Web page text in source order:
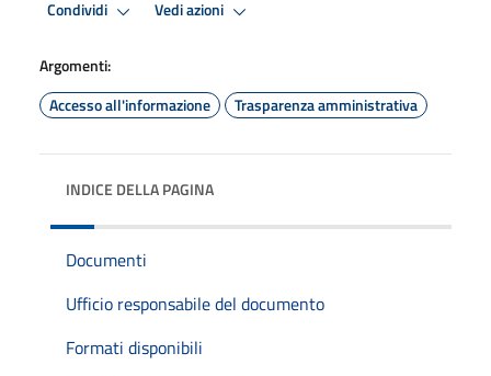
Condividi Vedi azioni
Argomenti:
Accesso all'informazione
Trasparenza amministrativa
INDICE DELLA PAGINA
Documenti
Ufficio responsabile del documento
Formati disponibili